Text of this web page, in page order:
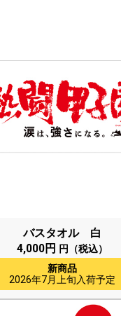
バスタオル 白
4,000円
円（税込）
新商品
2026年7月上旬入荷予定